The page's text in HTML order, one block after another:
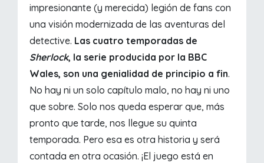
impresionante (y merecida) legión de fans con
una visión modernizada de las aventuras del
detective. Las cuatro temporadas de
Sherlock, la serie producida por la BBC
Wales, son una genialidad de principio a fin.
No hay ni un solo capítulo malo, no hay ni uno
que sobre. Solo nos queda esperar que, más
pronto que tarde, nos llegue su quinta
temporada. Pero esa es otra historia y será
contada en otra ocasión. ¡El juego está en